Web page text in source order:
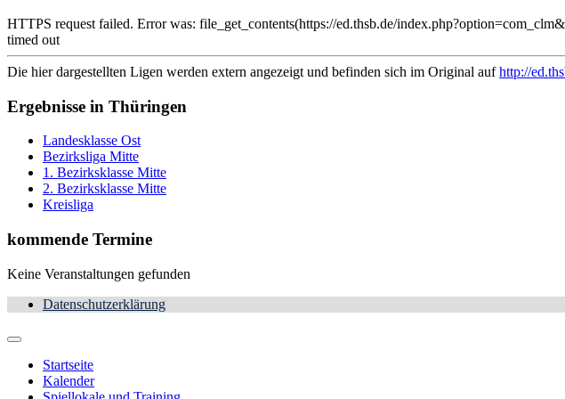
HTTPS request failed. Error was: file_get_contents(https://ed.thsb.de/
timed out
Die hier dargestellten Ligen werden extern angezeigt und befinden sich im Original aufhttp://
Ergebnisse in Thüringen
Landesklasse Ost
Bezirksliga Mitte
1. Bezirksklasse Mitte
2. Bezirksklasse Mitte
Kreisliga
kommende Termine
Keine Veranstaltungen gefunden
Datenschutzerklärung
Startseite
Kalender